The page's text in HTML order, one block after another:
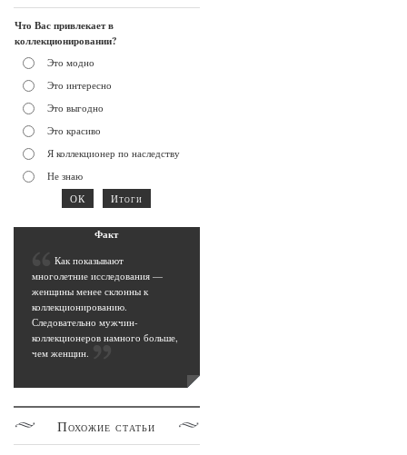
Что Вас привлекает в
коллекционировании?
Это модно
Это интересно
Это выгодно
Это красиво
Я коллекционер по наследству
Не знаю
Факт
Как показывают
многолетние исследования —
женщины менее склонны к
коллекционированию.
Следовательно мужчин-
коллекционеров намного больше,
чем женщин.
Похожие статьи